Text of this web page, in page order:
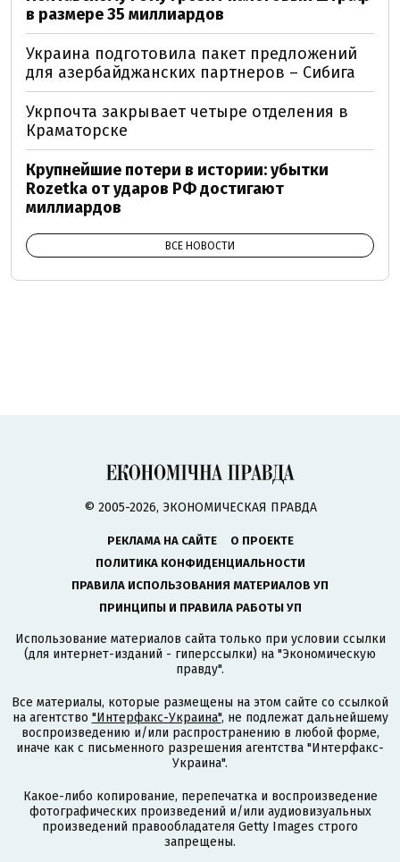
в размере 35 миллиардов
Украина подготовила пакет предложений
для азербайджанских партнеров – Сибига
Укрпочта закрывает четыре отделения в
Краматорске
Крупнейшие потери в истории: убытки
Rozetka от ударов РФ достигают
миллиардов
ВСЕ НОВОСТИ
© 2005-2026, ЭКОНОМИЧЕСКАЯ ПРАВДА
РЕКЛАМА НА САЙТЕ
О ПРОЕКТЕ
ПОЛИТИКА КОНФИДЕНЦИАЛЬНОСТИ
ПРАВИЛА ИСПОЛЬЗОВАНИЯ МАТЕРИАЛОВ УП
ПРИНЦИПЫ И ПРАВИЛА РАБОТЫ УП
Использование материалов сайта только при условии ссылки
(для интернет-изданий - гиперссылки) на "Экономическую
правду".
Все материалы, которые размещены на этом сайте со ссылкой
на агентство "Интерфакс-Украина", не подлежат дальнейшему
воспроизведению и/или распространению в любой форме,
иначе как с письменного разрешения агентства "Интерфакс-
Украина".
Какое-либо копирование, перепечатка и воспроизведение
фотографических произведений и/или аудиовизуальных
произведений правообладателя Getty Images строго
запрещены.